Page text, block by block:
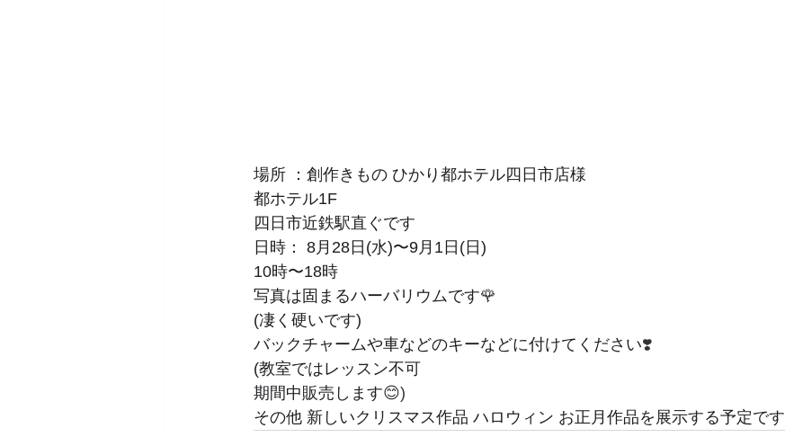
場所 ：創作きもの ひかり都ホテル四日市店様
都ホテル1F
四日市近鉄駅直ぐです
日時： 8月28日(水)〜9月1日(日)
10時〜18時
写真は固まるハーバリウムです🌹
(凄く硬いです)
バックチャームや車などのキーなどに付けてください❣️
(教室ではレッスン不可
期間中販売します😊)
その他 新しいクリスマス作品 ハロウィン お正月作品を展示する予定です